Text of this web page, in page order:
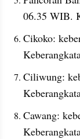
06.35 WIB.
Cikoko:
Ciliwung:
Cawang: